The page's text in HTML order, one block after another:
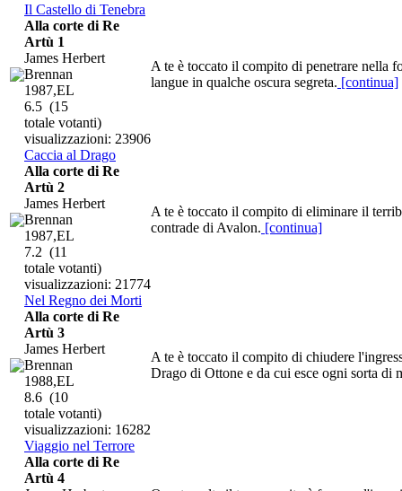
Il Castello di Tenebra
A te è toccato il compito di penetrare nella
langue in qualche oscura segreta. [continua]
Alla corte di Re
Artù 1
James Herbert
Brennan
1987,EL
6.5 (15
totale votanti)
visualizzazioni: 23906
Caccia al Drago
A te è toccato il compito di eliminare il
contrade di Avalon. [continua]
Alla corte di Re
Artù 2
James Herbert
Brennan
1987,EL
7.2 (11
totale votanti)
visualizzazioni: 21774
Nel Regno dei Morti
A te è toccato il compito di chiudere
Drago di Ottone e da cui esce ogni sorta di
Alla corte di Re
Artù 3
James Herbert
Brennan
1988,EL
8.6 (10
totale votanti)
visualizzazioni: 16282
Viaggio nel Terrore
Alla corte di Re
Artù 4